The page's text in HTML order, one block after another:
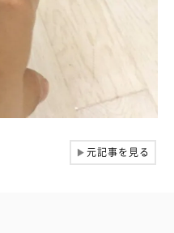
▶元記事を見る